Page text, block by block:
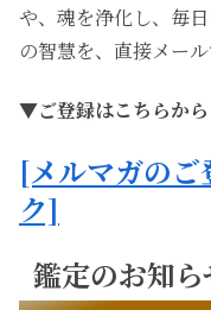
や、魂を浄化し、毎
の智慧を、直接メール
▼ご登録はこちらか
[メルマガのご
ク]
鑑定のお知ら